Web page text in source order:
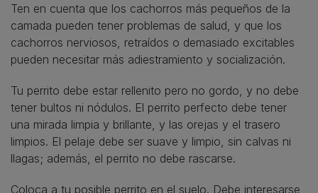
Ten en cuenta que los cachorros más pequeños de la
camada pueden tener problemas de salud, y que los
cachorros nerviosos, retraídos o demasiado excitables
pueden necesitar más adiestramiento y socialización.
Tu perrito debe estar rellenito pero no gordo, y no debe
tener bultos ni nódulos. El perrito perfecto debe tener
una mirada limpia y brillante, y las orejas y el trasero
limpios. El pelaje debe ser suave y limpio, sin calvas ni
llagas; además, el perrito no debe rascarse.
Coloca a tu posible perrito en el suelo. Debe interesarse